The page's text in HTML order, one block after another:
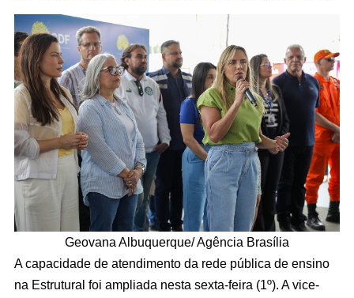
Geovana Albuquerque/ Agência Brasília
A capacidade de atendimento da rede pública de ensino
na Estrutural foi ampliada nesta sexta-feira (1º). A vice-